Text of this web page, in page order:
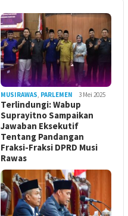
MUSIRAWAS, PARLEMEN 3 Mei 2025
Terlindungi: Wabup
Suprayitno Sampaikan
Jawaban Eksekutif
Tentang Pandangan
Fraksi-Fraksi DPRD Musi
Rawas